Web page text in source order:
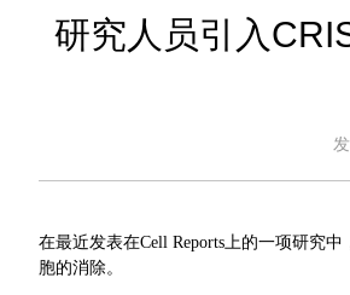
研究人员引入
在最近发表在Cell Reports上的一项研究
胞的消除。